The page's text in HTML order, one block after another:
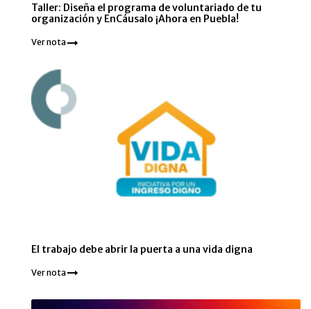
Taller: Diseña el programa de voluntariado de tu
organización y EnCáusalo ¡Ahora en Puebla!
Ver nota
El trabajo debe abrir la puerta a una vida digna
Ver nota